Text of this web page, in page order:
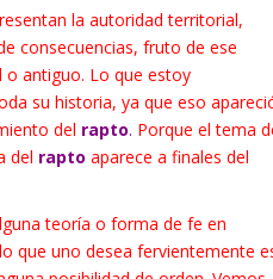
la autoridad territorial,
consecuencias, fruto de ese
antiguo. Lo que estoy
su historia, ya que eso
del rapto. Porque el tema
del rapto aparece a finales del
teoría o forma de fe en
que uno desea fervientemente